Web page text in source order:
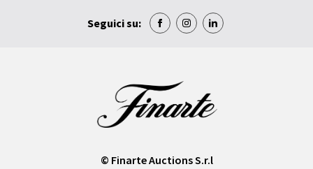
Seguici su:
© Finarte Auctions S.r.l